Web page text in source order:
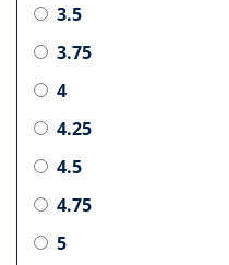
3.5
3.75
4
4.25
4.5
4.75
5